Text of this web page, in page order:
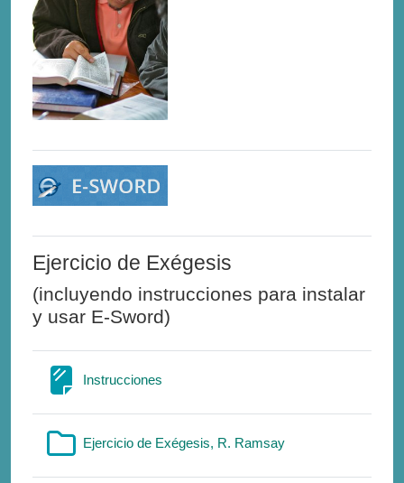
Ejercicio de Exégesis
(incluyendo instrucciones para instalar
y usar E-Sword)
Instrucciones
Ejercicio de Exégesis, R. RamsayΦάκελος